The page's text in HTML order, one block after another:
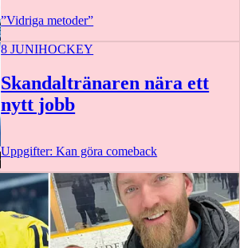
”Vidriga metoder”
8 JUNIHOCKEY
Skandaltränaren nära ett
nytt jobb
Uppgifter: Kan göra comeback